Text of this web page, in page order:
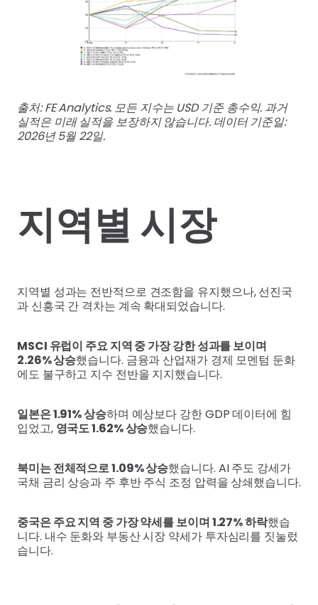
출처: FE Analytics. 모든 지수는 USD 기준 총수익. 과거
실적은 미래 실적을 보장하지 않습니다. 데이터 기준일:
2026년 5월 22일.
지역별 시장
지역별 성과는 전반적으로 견조함을 유지했으나, 선진국
과 신흥국 간 격차는 계속 확대되었습니다.
MSCI 유럽이 주요 지역 중 가장 강한 성과를 보이며
2.26% 상승했습니다. 금융과 산업재가 경제 모멘텀 둔화
에도 불구하고 지수 전반을 지지했습니다.
일본은 1.91% 상승하며 예상보다 강한 GDP 데이터에 힘
입었고, 영국도 1.62% 상승했습니다.
북미는 전체적으로 1.09% 상승했습니다. AI 주도 강세가
국채 금리 상승과 주 후반 주식 조정 압력을 상쇄했습니다.
중국은 주요 지역 중 가장 약세를 보이며 1.27% 하락했습
니다. 내수 둔화와 부동산 시장 약세가 투자심리를 짓눌렀
습니다.